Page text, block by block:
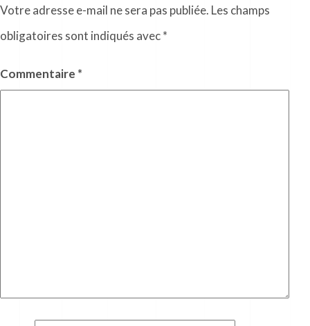
Votre adresse e-mail ne sera pas publiée. Les champs
obligatoires sont indiqués avec*
Commentaire *